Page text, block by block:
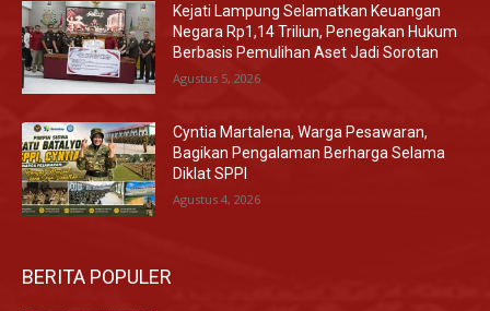
Kejati Lampung Selamatkan Keuangan
Negara Rp1,14 Triliun, Penegakan Hukum
Berbasis Pemulihan Aset Jadi Sorotan
Agustus 5, 2026
Cyntia Martalena, Warga Pesawaran,
Bagikan Pengalaman Berharga Selama
Diklat SPPI
Agustus 4, 2026
BERITA POPULER